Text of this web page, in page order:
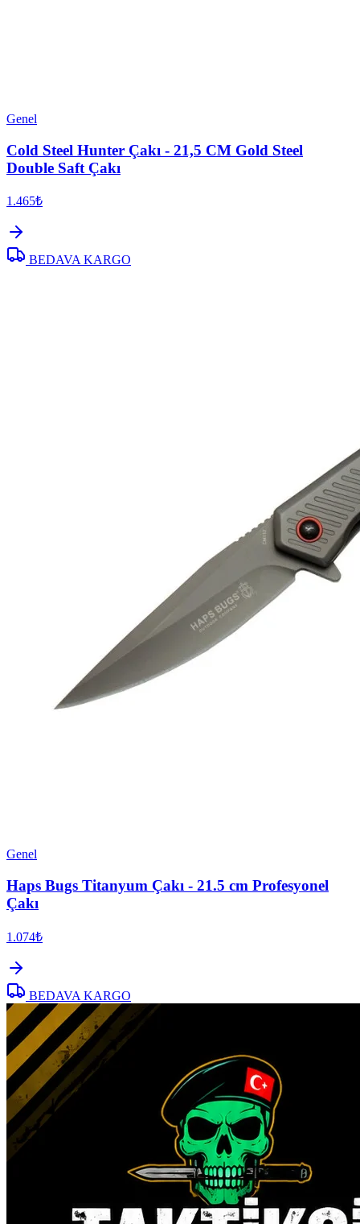
Genel
Cold Steel Hunter Çakı - 21,5 CM Gold Steel
Double Saft Çakı
1.465₺
BEDAVA KARGO
Genel
Haps Bugs Titanyum Çakı - 21.5 cm Profesyonel
Çakı
1.074₺
BEDAVA KARGO